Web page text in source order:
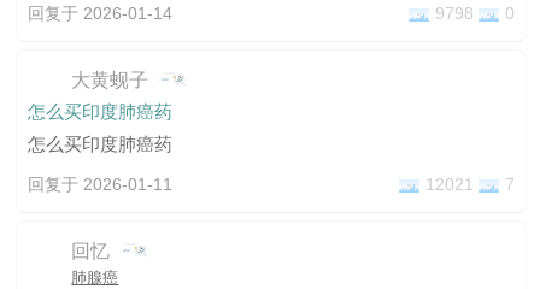
回复于 2026-01-14 9798 0
大黄蚬子
怎么买印度肺癌药
怎么买印度肺癌药
回复于 2026-01-11 12021 7
回忆
肺腺癌